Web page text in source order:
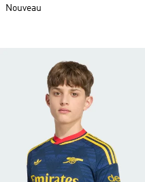
Nouveau